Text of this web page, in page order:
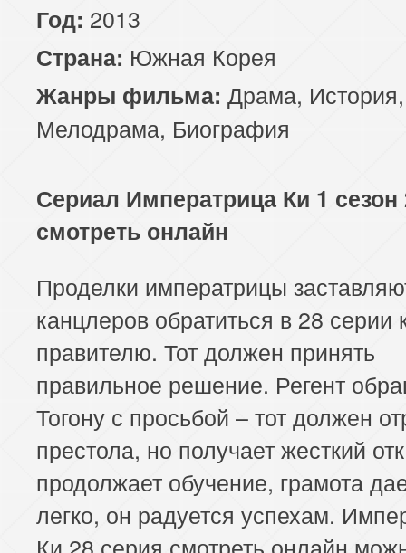
Год: 2013
Страна: Южная Корея
Жанры фильма: Драма, История,
Мелодрама, Биография
Сериал Императрица Ки 1 сезон
смотреть онлайн
Проделки императрицы
канцлеров обратиться в 28 серии
правителю. Тот должен принять
правильное решение. Регент
Тогону с просьбой – тот должен
престола, но получает жесткий
продолжает обучение, грамота
легко, он радуется успехам.
Ки 28 серия смотреть онлайн